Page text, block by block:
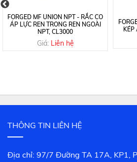
FORGED MF UNION NPT - RẮC CO
ÁP LỰC REN TRONG REN NGOÀI
NPT, CL3000
Giá: Liên hệ
KÉP
THÔNG TIN LIÊN HỆ
Địa chỉ: 97/7 Đường TA 17A, KP1,